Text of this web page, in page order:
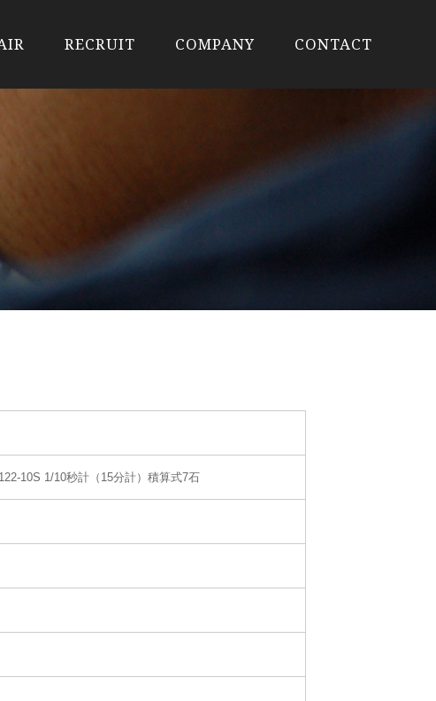
RECRUIT COMPANY CONTACT
10S 1/10秒計（15分計）積算式7石